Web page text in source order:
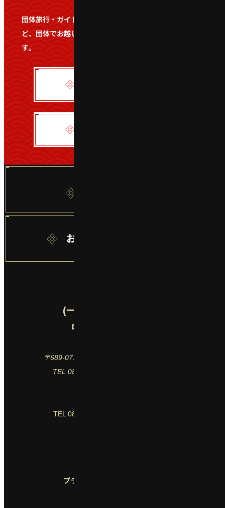
団体旅行・ガイドツアー・遠足・社会科見学・修学旅行な
ど、団体でお越しの際は事前にお問い合わせをお願いしま
す。
お問い合わせフォーム
(一財)鳥取県観光事業団
中国庭園「燕趙園」
〒689-0715 鳥取県東伯郡湯梨浜町引地565－1
TEL 0858-32-2180 FAX 0858-32-2185
TEL 0858-32-2184 FAX 0858-32-2195
プライバシーポリシー